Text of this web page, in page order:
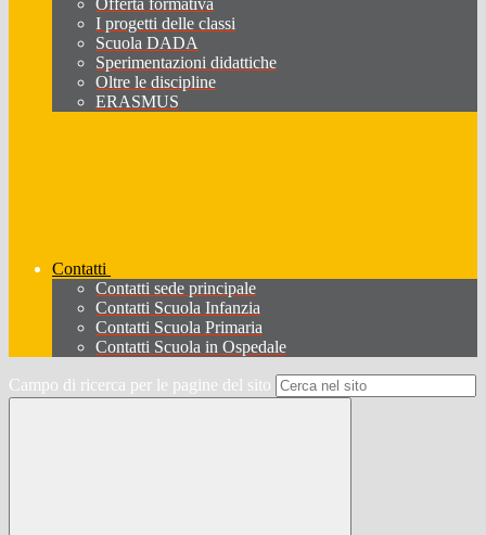
Offerta formativa
I progetti delle classi
Scuola DADA
Sperimentazioni didattiche
Oltre le discipline
ERASMUS
Contatti
Contatti sede principale
Contatti Scuola Infanzia
Contatti Scuola Primaria
Contatti Scuola in Ospedale
Campo di ricerca per le pagine del sito